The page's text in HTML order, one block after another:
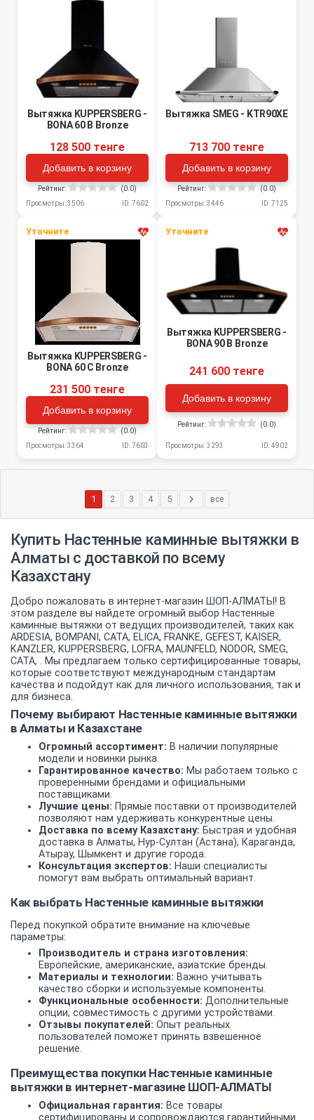
Вытяжка KUPPERSBERG -
BONA 60 B Bronze
128 500 тенге
Добавить в корзину
Рейтинг:
(0.0)
Просмотры: 3506
ID: 7602
Вытяжка SMEG - KTR90XE
713 700 тенге
Добавить в корзину
Рейтинг:
(0.0)
Просмотры: 3446
ID: 7125
Уточните
Вытяжка KUPPERSBERG -
BONA 60 C Bronze
231 500 тенге
Добавить в корзину
Рейтинг:
(0.0)
Просмотры: 3364
ID: 7603
Уточните
Вытяжка KUPPERSBERG -
BONA 90 B Bronze
241 600 тенге
Добавить в корзину
Рейтинг: (0.0)
Просмотры: 3293 ID: 4902
1 2 3 4 5 все
Купить Настенные каминные вытяжки в
Алматы с доставкой по всему
Казахстану
Добро пожаловать в интернет-магазин ШОП-АЛМАТЫ! В
этом разделе вы найдете огромный выбор Настенные
каминные вытяжки от ведущих производителей, таких как
ARDESIA, BOMPANI, CATA, ELICA, FRANKE, GEFEST, KAISER,
KANZLER, KUPPERSBERG, LOFRA, MAUNFELD, NODOR, SMEG,
СATA, . Мы предлагаем только сертифицированные товары,
которые соответствуют международным стандартам
качества и подойдут как для личного использования, так и
для бизнеса.
Почему выбирают Настенные каминные вытяжки
в Алматы и Казахстане
Огромный ассортимент: В наличии популярные
модели и новинки рынка.
Гарантированное качество: Мы работаем только с
проверенными брендами и официальными
поставщиками.
Лучшие цены: Прямые поставки от производителей
позволяют нам удерживать конкурентные цены.
Доставка по всему Казахстану: Быстрая и удобная
доставка в Алматы, Нур-Султан (Астана), Караганда,
Атырау, Шымкент и другие города.
Консультация экспертов: Наши специалисты
помогут вам выбрать оптимальный вариант.
Как выбрать Настенные каминные вытяжки
Перед покупкой обратите внимание на ключевые
параметры:
Производитель и страна изготовления:
Европейские, американские, азиатские бренды.
Материалы и технологии: Важно учитывать
качество сборки и используемые компоненты.
Функциональные особенности: Дополнительные
опции, совместимость с другими устройствами.
Отзывы покупателей: Опыт реальных
пользователей поможет принять взвешенное
решение.
Преимущества покупки Настенные каминные
вытяжки в интернет-магазине ШОП-АЛМАТЫ
Официальная гарантия: Все товары
сертифицированы и сопровождаются гарантийными